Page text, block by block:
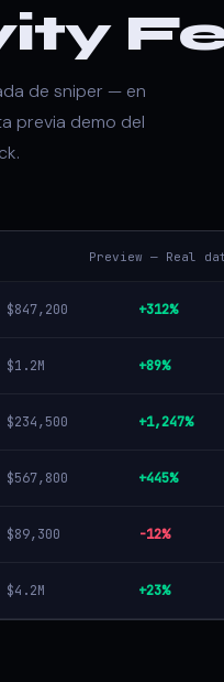
de sniper — en
previa demo del
Preview — Real
$847,200 +312%
$1.2M +89%
$234,500 +1,247%
$567,800 +445%
$89,300 -12%
$4.2M +23%